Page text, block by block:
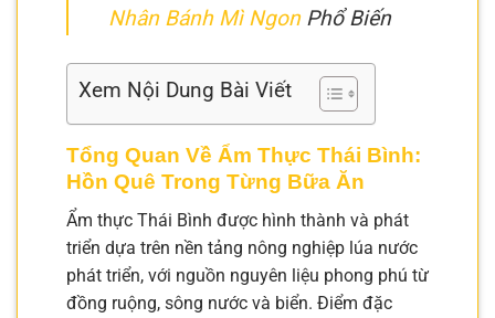
Nhân Bánh Mì NgonPhổ Biến
Xem Nội Dung Bài Viết
Tổng Quan Về Ẩm Thực Thái Bình:
Hồn Quê Trong Từng Bữa Ăn
Ẩm thực Thái Bình được hình thành và phát
triển dựa trên nền tảng nông nghiệp lúa nước
phát triển, với nguồn nguyên liệu phong phú từ
đồng ruộng, sông nước và biển. Điểm đặc